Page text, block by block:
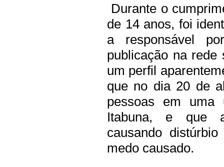
Durante o
de 14 anos, foi
a responsável
publicação na rede
um perfil
que no dia 20 de
pessoas em uma
Itabuna, e que
causando
medo causado.